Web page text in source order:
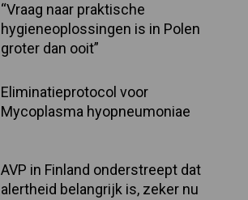
“Vraag naar praktische
hygieneoplossingen is in Polen
groter dan ooit”
Eliminatieprotocol voor
Mycoplasma hyopneumoniae
AVP in Finland onderstreept dat
alertheid belangrijk is, zeker nu